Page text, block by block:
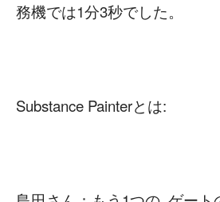
務機では1分3秒でした。
Substance Painterとは: